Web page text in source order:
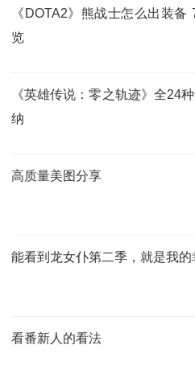
《DOTA2》熊战士怎么出装
览
《英雄传说：零之轨迹》全24
纳
高质量美图分享
能看到龙女仆第二季，就是我的
看番新人的看法